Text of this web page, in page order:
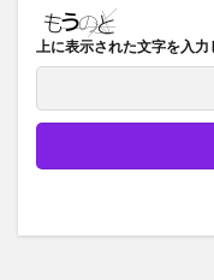
上に表示された文字を入力